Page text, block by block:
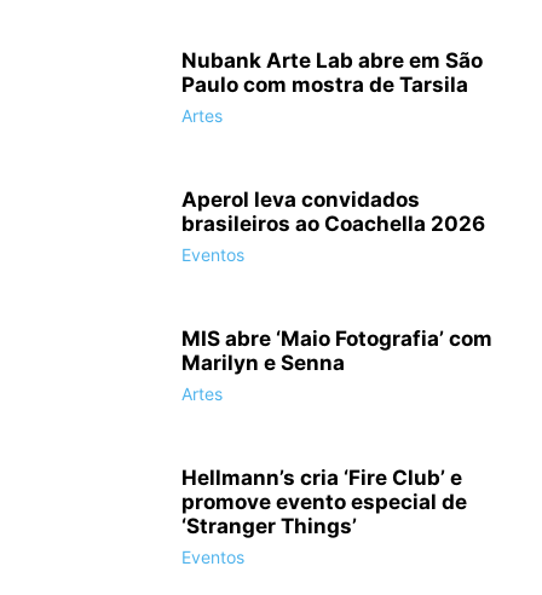
Nubank Arte Lab abre em São
Paulo com mostra de Tarsila
Artes
Aperol leva convidados
brasileiros ao Coachella 2026
Eventos
MIS abre ‘Maio Fotografia’ com
Marilyn e Senna
Artes
Hellmann’s cria ‘Fire Club’ e
promove evento especial de
‘Stranger Things’
Eventos